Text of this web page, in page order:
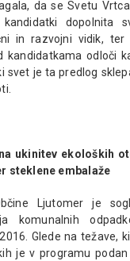
da se Svetu
dopolnita
in razvojni vidik,
kandidatkama odloči
svet je ta predlog
ukinitev ekoloških
steklene embalaže
Ljutomer je
komunalnih
Glede na težave,
je v programu